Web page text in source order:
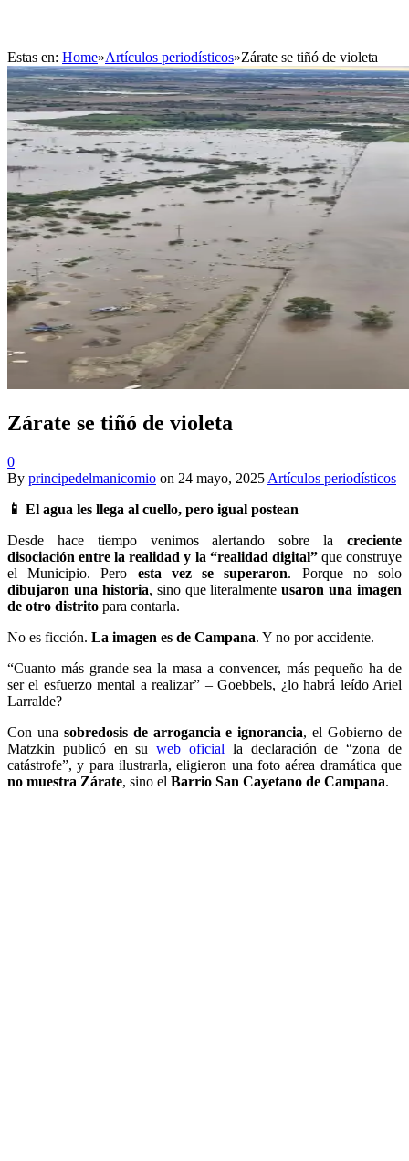
Estas en: Home»Artículos periodísticos»Zárate se tiñó de violeta
Zárate se tiñó de violeta
0
By principedelmanicomio on 24 mayo, 2025 Artículos periodísticos
📱 El agua les llega al cuello, pero igual postean
Desde hace tiempo venimos alertando sobre la creciente
disociación entre la realidad y la “realidad digital”que construye
el Municipio. Pero esta vez se superaron. Porque no solo
dibujaron una historia, sino que literalmenteusaron una imagen
de otro distrito para contarla.
No es ficción. La imagen es de Campana. Y no por accidente.
“Cuanto más grande sea la masa a convencer, más pequeño ha de
ser el esfuerzo mental a realizar” – Goebbels, ¿lo habrá leído Ariel
Larralde?
Con una sobredosis de arrogancia e ignorancia, el Gobierno de
Matzkin publicó en suweb oficial la declaración de “zona de
catástrofe”, y para ilustrarla, eligieron una foto aérea dramática que
no muestra Zárate, sino el Barrio San Cayetano de Campana.